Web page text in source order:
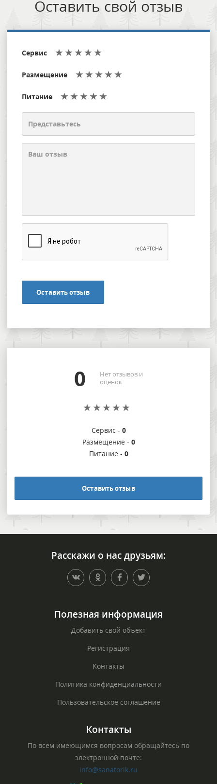
Оставить свой отзыв
Сервис
Размещение
Питание
Оставить отзыв
0
Нет отзывов и
оценок
Сервис - 0
Размещение - 0
Питание - 0
Оставить отзыв
Расскажи о нас друзьям:
Полезная информация
Добавить свой объект
Регистрация
Контакты
Политика конфиденциальности
Пользовательское соглашение
Контакты
По всем имеющимся вопросам обращайтесь по
электронной почте:
info@sanatorik.ru